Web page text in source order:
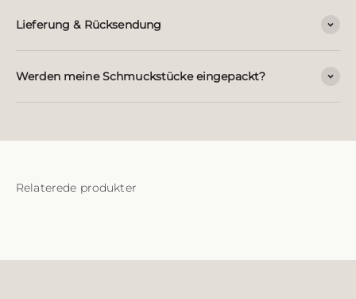
Lieferung & Rücksendung
Werden meine Schmuckstücke eingepackt?